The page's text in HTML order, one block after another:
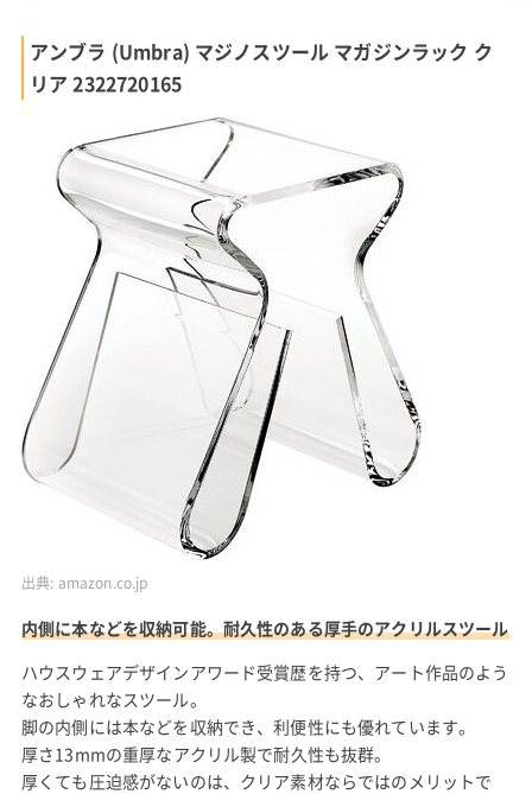
アンブラ (Umbra) マジノスツール マガジンラック ク
リア 2322720165
出典: amazon.co.jp
内側に本などを収納可能。耐久性のある厚手のアクリルスツール
ハウスウェアデザインアワード受賞歴を持つ、アート作品のよう
なおしゃれなスツール。
脚の内側には本などを収納でき、利便性にも優れています。
厚さ13mmの重厚なアクリル製で耐久性も抜群。
厚くても圧迫感がないのは、クリア素材ならではのメリットで